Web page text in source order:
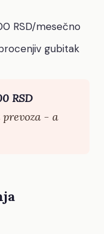
RSD/mesečno
gubitak
RSD
- a